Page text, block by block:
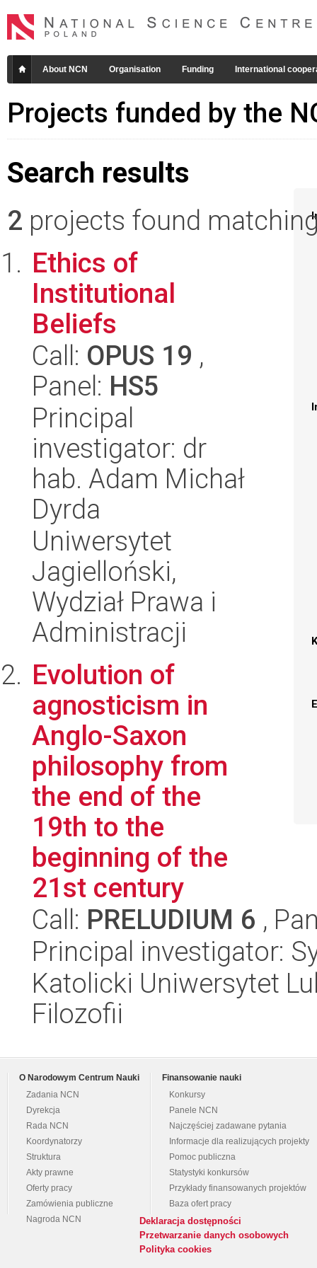
About NCN Organisation Funding International
Projects funded by the
Search results
2 projects found
Ethics of
Institutional
Beliefs
Call: OPUS 19 ,
Panel: HS5
Principal
investigator: dr
hab. Adam Michał
Dyrda
Uniwersytet
Jagielloński,
Wydział Prawa i
Administracji
Evolution of
agnosticism in
Anglo-Saxon
philosophy from
the end of the
19th to the
beginning of the
21st century
Call: PRELUDIUM 6 ,
Principal investigator:
Katolicki Uniwersytet
Filozofii
O Narodowym Centrum Nauki
Zadania NCN
Dyrekcja
Rada NCN
Koordynatorzy
Struktura
Akty prawne
Oferty pracy
Zamówienia publiczne
Nagroda NCN
Finansowanie nauki
Konkursy
Panele NCN
Najczęściej zadawane pytania
Informacje dla realizujących projekty
Pomoc publiczna
Statystyki konkursów
Przykłady finansowanych projektów
Baza ofert pracy
Deklaracja dostępności
Przetwarzanie danych osobowych
Polityka cookies